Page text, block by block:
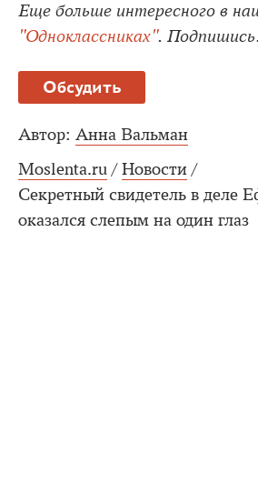
Еще больше интересного в
"Одноклассниках".
Обсудить
Автор: Анна Вальман
Moslenta.ru / Новости /
Секретный свидетель в деле
оказался слепым на один глаз